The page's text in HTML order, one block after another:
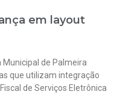
em layout
de Palmeira
que utilizam integração
de Serviços Eletrônica